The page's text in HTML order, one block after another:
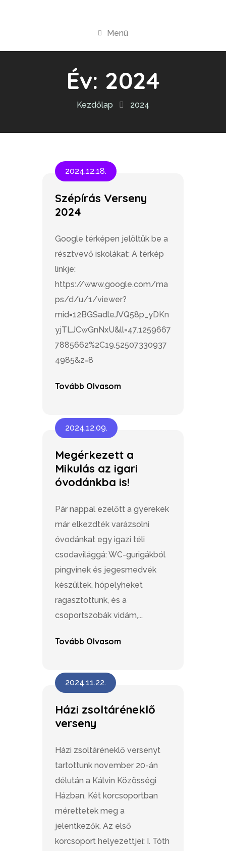
Menü
Év: 2024
Kezdőlap 2024
2024.12.18.
Szépírás Verseny
2024
Google térképen jelöltük be a
résztvevő iskolákat: A térkép
linkje:
https://www.google.com/ma
ps/d/u/1/viewer?
mid=12BGSadleJVQ58p_yDKn
yjTLJCwGnNxU&ll=47.1259667
7885662%2C19.52507330937
4985&z=8
Tovább Olvasom
2024.12.09.
Megérkezett a
Mikulás az igari
óvodánkba is!
Pár nappal ezelőtt a gyerekek
már elkezdték varázsolni
óvodánkat egy igazi téli
csodavilággá: WC-gurigákból
pingvinek és jegesmedvék
készültek, hópelyheket
ragasztottunk, és a
csoportszobák vidám,...
Tovább Olvasom
2024.11.22.
Házi zsoltáréneklő
verseny
Házi zsoltáréneklő versenyt
tartottunk november 20-án
délután a Kálvin Közösségi
Házban. Két korcsoportban
mérettetek meg a
jelentkezők. Az első
korcsoport helyezettjei: I. Tóth